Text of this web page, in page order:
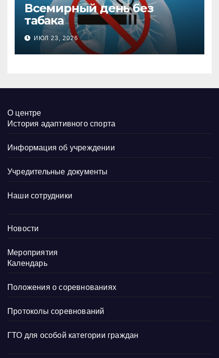
Всемирный день без
табака
ИЮЛ 23, 2026
О центре
История адаптивного спорта
Информация об учреждении
Учредительные документы
Наши сотрудники
Новости
Мероприятия
Календарь
Положения о соревнованиях
Протоколы соревнований
ГТО для особой категории граждан